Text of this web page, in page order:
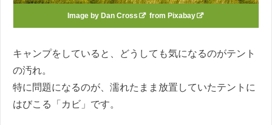
Image by Dan Cross from Pixabay
キャンプをしていると、どうしても気になるのがテント
の汚れ。
特に問題になるのが、濡れたまま放置していたテントに
はびこる「カビ」です。